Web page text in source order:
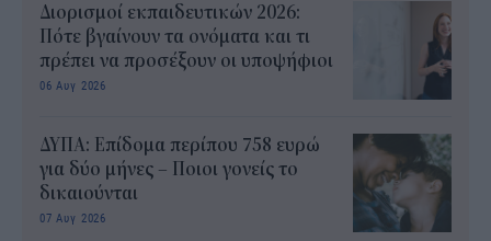
Διορισμοί εκπαιδευτικών 2026:
Πότε βγαίνουν τα ονόματα και τι
πρέπει να προσέξουν οι υποψήφιοι
06 Αυγ 2026
ΔΥΠΑ: Επίδομα περίπου 758 ευρώ
για δύο μήνες – Ποιοι γονείς το
δικαιούνται
07 Αυγ 2026